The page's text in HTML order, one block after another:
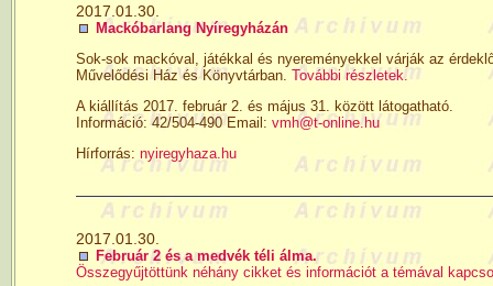
2017.01.30.
Mackóbarlang Nyíregyházán
Sok-sok mackóval, játékkal és nyereményekkel várják az
Művelődési Ház és Könyvtárban. További részletek.
A kiállítás 2017. február 2. és május 31. között látogatható.
Információ: 42/504-490 Email: vmh@t-online.hu
Hírforrás: nyiregyhaza.hu
2017.01.30.
Február 2 és a medvék téli álma.
Összegyűjtöttünk néhány cikket és információt a témával